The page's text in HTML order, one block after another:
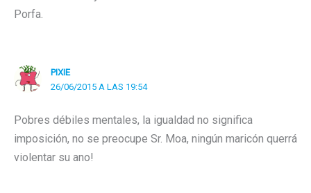
Porfa.
PIXIE
26/06/2015 A LAS 19:54
Pobres débiles mentales, la igualdad no significa
imposición, no se preocupe Sr. Moa, ningún maricón querrá
violentar su ano!